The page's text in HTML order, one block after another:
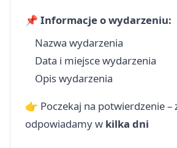
📌 Informacje o wydarzeniu:
Nazwa wydarzenia
Data i miejsce wydarzenia
Opis wydarzenia
👉 Poczekaj na potwierdzenie –
odpowiadamy w kilka dni